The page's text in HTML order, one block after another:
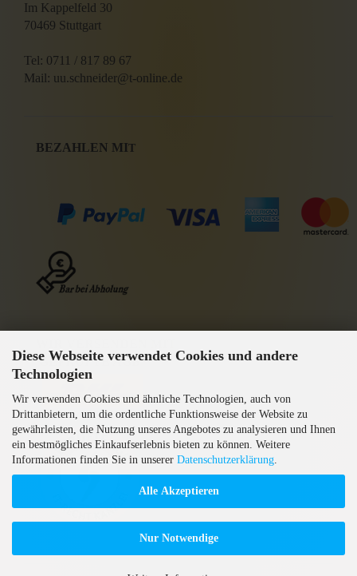
Diese Webseite verwendet Cookies und andere
Technologien
Wir verwenden Cookies und ähnliche Technologien, auch von
Drittanbietern, um die ordentliche Funktionsweise der Website zu
gewährleisten, die Nutzung unseres Angebotes zu analysieren und Ihnen
ein bestmögliches Einkaufserlebnis bieten zu können. Weitere
Informationen finden Sie in unserer Datenschutzerklärung
Alle Akzeptieren
Nur Notwendige
Im Kappelfeld 30
70469 Stuttgart
Tel: 0711 / 817 89 67
Mail: uu.schneider@t-online.de
BEZAHLEN MIT
GEPRÜFTE AGB